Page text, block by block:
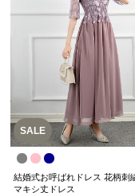
SALE
結婚式お呼ばれドレス 花柄刺
マキシ丈ドレス